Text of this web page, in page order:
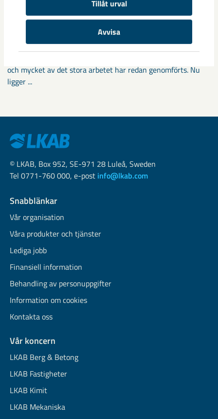
Tillåt urval
Avvisa
Fokus på östra Malmberget i
samhällsomvandlingen
och mycket av det stora arbetet har redan genomförts. Nu
ligger ...
© LKAB, Box 952, SE-971 28 Luleå, Sweden
Tel 0771-760 000, e-post info@lkab.com
Snabblänkar
Vår organisation
Våra produkter och tjänster
Lediga jobb
Finansiell information
Behandling av personuppgifter
Information om cookies
Kontakta oss
Vår koncern
LKAB Berg & Betong
LKAB Fastigheter
LKAB Kimit
LKAB Mekaniska